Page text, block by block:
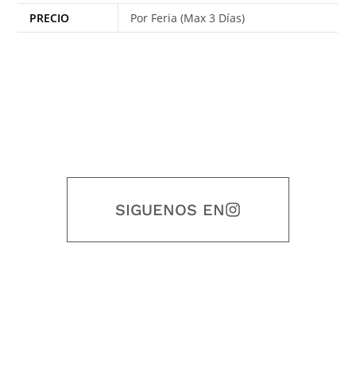
PRECIO Por Feria (Max 3 Días)
SIGUENOS EN